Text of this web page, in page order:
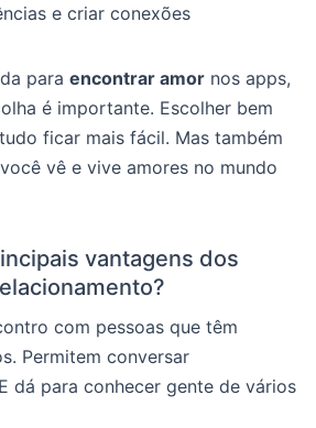
e criar conexões
para encontrar amor nos apps,
é importante. Escolher bem
ficar mais fácil. Mas também
vê e vive amores no mundo
vantagens dos
com pessoas que têm
Permitem conversar
dá para conhecer gente de vários